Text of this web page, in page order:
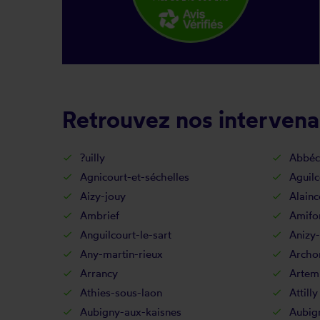
Retrouvez nos
?uilly
Agnicourt-et-séchelles
Aizy-jouy
Ambrief
Anguilcourt-le-sart
Any-martin-rieux
Arrancy
Athies-sous-laon
Attilly
Aubigny-aux-kaisnes